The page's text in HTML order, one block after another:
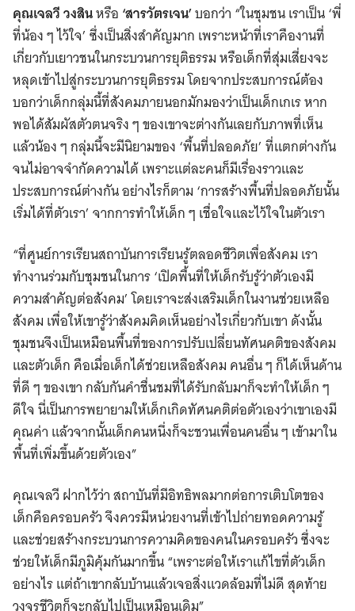
คุณเจลวี วงสินหรือ ‘สารวัตรเจน’บอกว่า “ในชุมชน เราเป็น ‘พี่
ที่น้อง ๆ ไว้ใจ’ ซึ่งเป็นสิ่งสำคัญมาก เพราะหน้าที่เราคืองานที่
เกี่ยวกับเยาวชนในกระบวนการยุติธรรม หรือเด็กที่สุ่มเสี่ยงจะ
หลุดเข้าไปสู่กระบวนการยุติธรรม โดยจากประสบการณ์ต้อง
บอกว่าเด็กกลุ่มนี้ที่สังคมภายนอกมักมองว่าเป็นเด็กเกเร หาก
พอได้สัมผัสตัวตนจริง ๆ ของเขาจะต่างกันเลยกับภาพที่เห็น
แล้วน้อง ๆ กลุ่มนี้จะมีนิยามของ ‘พื้นที่ปลอดภัย’ ที่แตกต่างกัน
จนไม่อาจจำกัดความได้ เพราะแต่ละคนก็มีเรื่องราวและ
ประสบการณ์ต่างกัน อย่างไรก็ตาม ‘การสร้างพื้นที่ปลอดภัยนั้น
เริ่มได้ที่ตัวเรา’ จากการทำให้เด็ก ๆ เชื่อใจและไว้ใจในตัวเรา
“ที่ศูนย์การเรียนสถาบันการเรียนรู้ตลอดชีวิตเพื่อสังคม เรา
ทำงานร่วมกับชุมชนในการ ‘เปิดพื้นที่ให้เด็กรับรู้ว่าตัวเองมี
ความสำคัญต่อสังคม’ โดยเราจะส่งเสริมเด็กในงานช่วยเหลือ
สังคม เพื่อให้เขารู้ว่าสังคมคิดเห็นอย่างไรเกี่ยวกับเขา ดังนั้น
ชุมชนจึงเป็นเหมือนพื้นที่ของการปรับเปลี่ยนทัศนคติของสังคม
และตัวเด็ก คือเมื่อเด็กได้ช่วยเหลือสังคม คนอื่น ๆ ก็ได้เห็นด้าน
ที่ดี ๆ ของเขา กลับกันคำชื่นชมที่ได้รับกลับมาก็จะทำให้เด็ก ๆ
ดีใจ นี่เป็นการพยายามให้เด็กเกิดทัศนคติต่อตัวเองว่าเขาเองมี
คุณค่า แล้วจากนั้นเด็กคนหนึ่งก็จะชวนเพื่อนคนอื่น ๆ เข้ามาใน
พื้นที่เพิ่มขึ้นด้วยตัวเอง”
คุณเจลวี ฝากไว้ว่า สถาบันที่มีอิทธิพลมากต่อการเติบโตของ
เด็กคือครอบครัว จึงควรมีหน่วยงานที่เข้าไปถ่ายทอดความรู้
และช่วยสร้างกระบวนการความคิดของคนในครอบครัว ซึ่งจะ
ช่วยให้เด็กมีภูมิคุ้มกันมากขึ้น “เพราะต่อให้เราแก้ไขที่ตัวเด็ก
อย่างไร แต่ถ้าเขากลับบ้านแล้วเจอสิ่งแวดล้อมที่ไม่ดี สุดท้าย
วงจรชีวิตก็จะกลับไปเป็นเหมือนเดิม”